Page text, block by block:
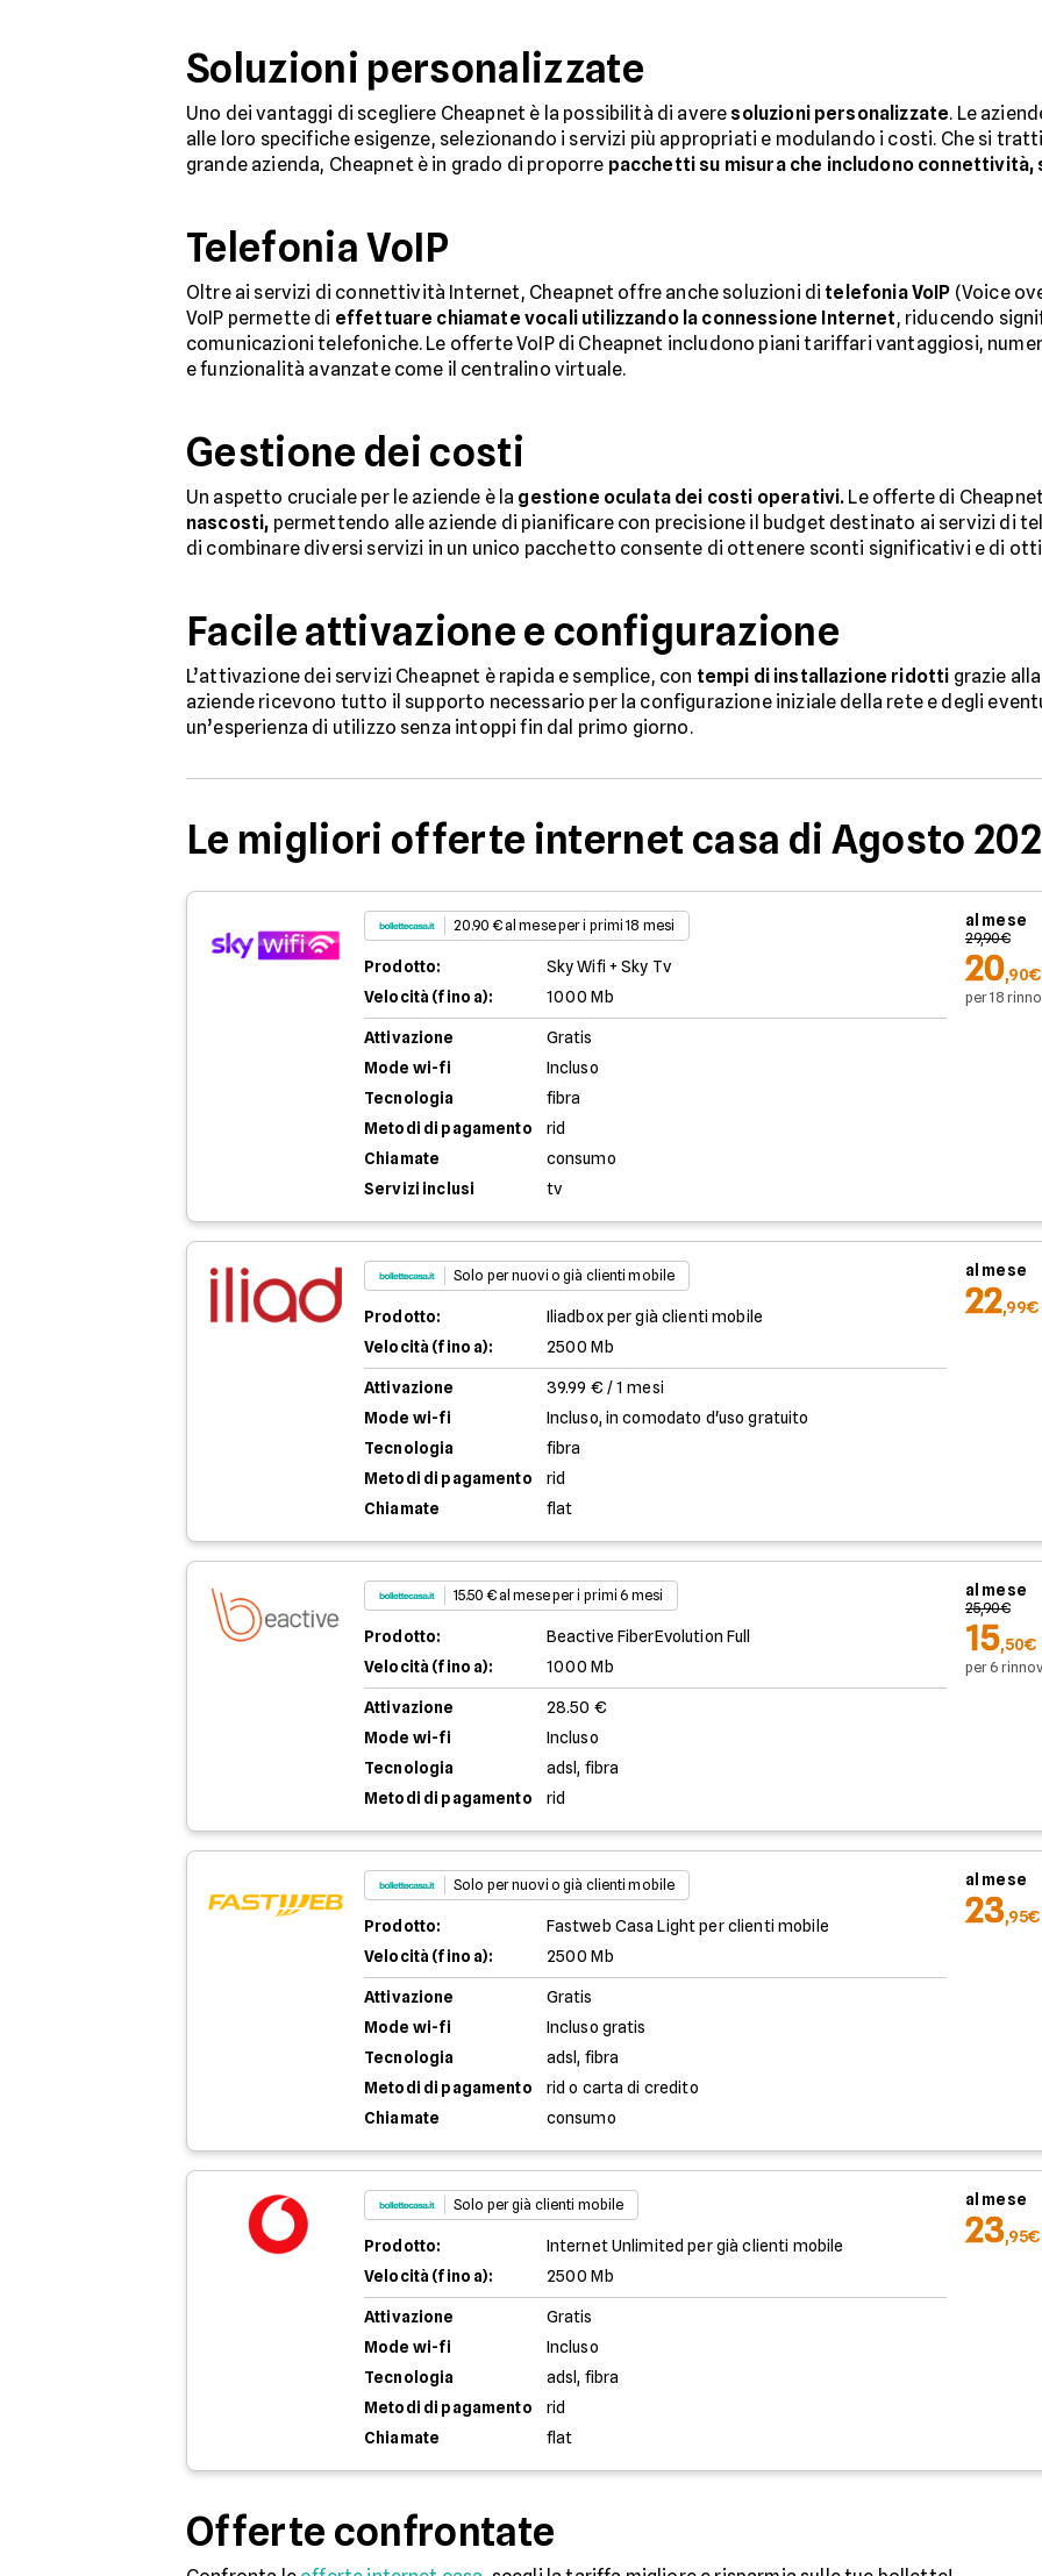
Soluzioni personalizzate
Uno dei vantaggi di scegliere Cheapnet è la possibilità di avere soluzioni personalizzate. Le
alle loro specifiche esigenze, selezionando i servizi più appropriati e modulando i costi. Che si
grande azienda, Cheapnet è in grado di proporre pacchetti su misura che includono
Telefonia VoIP
Oltre ai servizi di connettività Internet, Cheapnet offre anche soluzioni di telefonia VoIP (Voice
VoIP permette di effettuare chiamate vocali utilizzando la connessione Internet, riducendo
comunicazioni telefoniche. Le offerte VoIP di Cheapnet includono piani tariffari vantaggiosi,
e funzionalità avanzate come il centralino virtuale.
Gestione dei costi
Un aspetto cruciale per le aziende è la gestione oculata dei costi operativi. Le offerte di
nascosti, permettendo alle aziende di pianificare con precisione il budget destinato ai servizi di
di combinare diversi servizi in un unico pacchetto consente di ottenere sconti significativi e di
Facile attivazione e configurazione
L’attivazione dei servizi Cheapnet è rapida e semplice, con tempi di installazione ridotti grazie
aziende ricevono tutto il supporto necessario per la configurazione iniziale della rete e degli
un’esperienza di utilizzo senza intoppi fin dal primo giorno.
Le migliori offerte internet casa di Agosto
20.90 € al mese per i primi 18 mesi
Prodotto:
Sky Wifi + Sky Tv
Velocità (fino a):
1000 Mb
Attivazione
Gratis
Mode wi-fi
Incluso
Tecnologia
fibra
Metodi di pagamento
rid
Chiamate
consumo
Servizi inclusi
tv
al mese
29,90€
20,90€
per 18
Solo per nuovi o già clienti mobile
Prodotto:
Iliadbox per già clienti mobile
Velocità (fino a):
2500 Mb
Attivazione
39.99 € / 1 mesi
Mode wi-fi
Incluso, in comodato d'uso gratuito
Tecnologia
fibra
Metodi di pagamento
rid
Chiamate
flat
al mese
22,99€
15.50 € al mese per i primi 6 mesi
Prodotto:
Beactive FiberEvolution Full
Velocità (fino a):
1000 Mb
Attivazione
28.50 €
Mode wi-fi
Incluso
Tecnologia
adsl, fibra
Metodi di pagamento
rid
al mese
25,90€
15,50€
per 6
Solo per nuovi o già clienti mobile
Prodotto:
Fastweb Casa Light per clienti mobile
Velocità (fino a):
2500 Mb
Attivazione
Gratis
Mode wi-fi
Incluso gratis
Tecnologia
adsl, fibra
Metodi di pagamento
rid o carta di credito
Chiamate
consumo
al mese
23,95€
Solo per già clienti mobile
Prodotto:
Internet Unlimited per già clienti mobile
Velocità (fino a):
2500 Mb
Attivazione
Gratis
Mode wi-fi
Incluso
Tecnologia
adsl, fibra
Metodi di pagamento
rid
Chiamate
flat
al mese
23,95€
Offerte confrontate